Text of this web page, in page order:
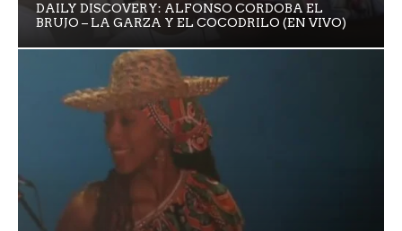
DAILY DISCOVERY: ALFONSO CORDOBA EL
BRUJO – LA GARZA Y EL COCODRILO (EN VIVO)